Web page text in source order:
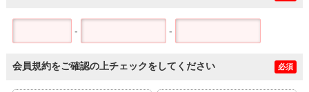
- -
会員規約をご確認の上チェックをしてください 必須